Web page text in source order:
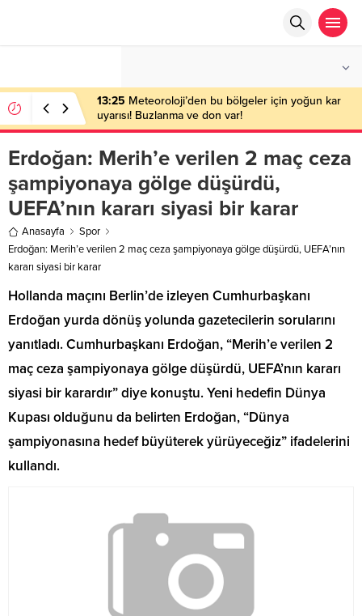
13:25 Meteoroloji’den bu bölgeler için yoğun kar
uyarısı! Buzlanma ve don var!
Erdoğan: Merih’e verilen 2 maç ceza
şampiyonaya gölge düşürdü,
UEFA’nın kararı siyasi bir karar
Anasayfa
Spor
Erdoğan: Merih’e verilen 2 maç ceza şampiyonaya gölge düşürdü, UEFA’nın
kararı siyasi bir karar
Hollanda maçını Berlin’de izleyen Cumhurbaşkanı
Erdoğan yurda dönüş yolunda gazetecilerin sorularını
yanıtladı. Cumhurbaşkanı Erdoğan, “Merih’e verilen 2
maç ceza şampiyonaya gölge düşürdü, UEFA’nın kararı
siyasi bir karardır” diye konuştu. Yeni hedefin Dünya
Kupası olduğunu da belirten Erdoğan, “Dünya
şampiyonasına hedef büyüterek yürüyeceğiz” ifadelerini
kullandı.